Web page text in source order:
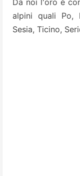
Da noi l'oro è
alpini quali Po,
Sesia, Ticino,